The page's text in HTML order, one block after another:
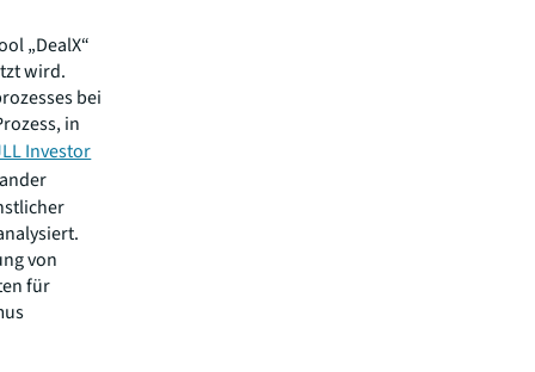
„DealX“
wird.
bei
in
Investor
von
für